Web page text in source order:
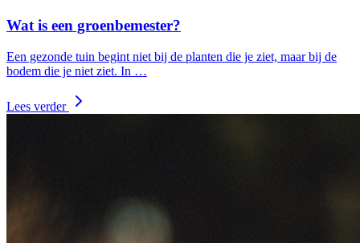
Wat is een groenbemester?
Een gezonde tuin begint niet bij de planten die je ziet, maar bij de
bodem die je niet ziet. In …
Lees verder